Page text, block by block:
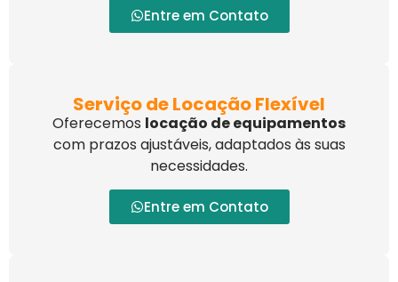
Entre em Contato
Serviço de Locação Flexível
Oferecemos locação de equipamentos
com prazos ajustáveis, adaptados às suas
necessidades.
Entre em Contato